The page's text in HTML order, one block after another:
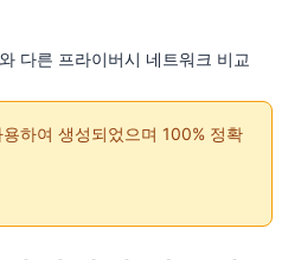
다른 프라이버시 네트워크 비교
하여 생성되었으며 100% 정확